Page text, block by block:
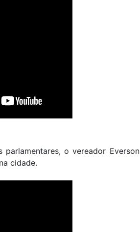
o vereador Everson
cidade.